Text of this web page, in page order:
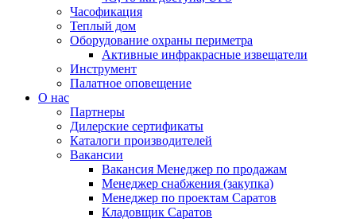
Часофикация
Теплый дом
Оборудование охраны периметра
Активные инфракрасные извещатели
Инструмент
Палатное оповещение
О нас
Партнеры
Дилерские сертификаты
Каталоги производителей
Вакансии
Вакансия Менеджер по продажам
Менеджер снабжения (закупка)
Менеджер по проектам Саратов
Кладовщик Саратов